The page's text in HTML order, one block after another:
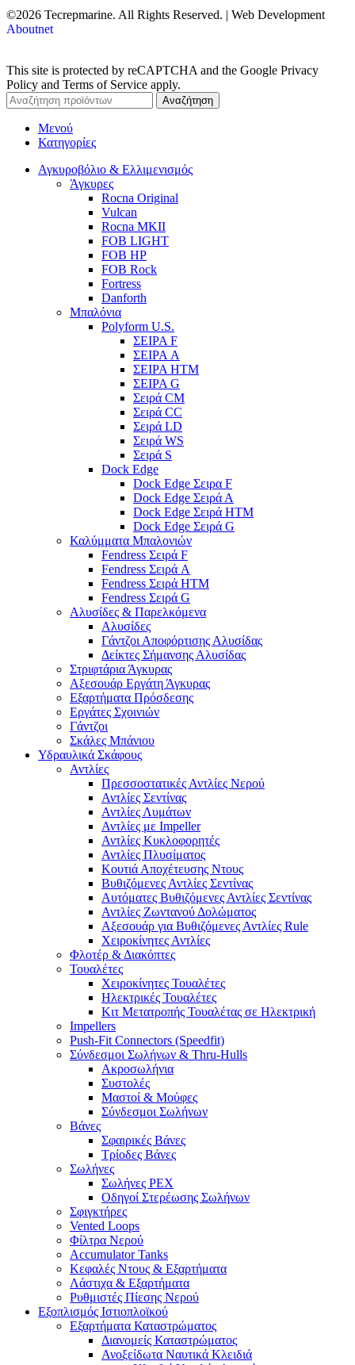
©2026 Tecrepmarine. All Rights Reserved. | Web Development
Aboutnet
This site is protected by reCAPTCHA and the Google Privacy
Policy and Terms of Service apply.
Αναζήτηση
Μενού
Κατηγορίες
Αγκυροβόλιο & Ελλιμενισμός
Άγκυρες
Rocna Original
Vulcan
Rocna MKII
FOB LIGHT
FOB HP
FOB Rock
Fortress
Danforth
Μπαλόνια
Polyform U.S.
ΣΕΙΡΑ F
ΣΕΙΡΑ A
ΣΕΙΡΑ HTM
ΣΕΙΡΑ G
Σειρά CM
Σειρά CC
Σειρά LD
Σειρά WS
Σειρά S
Dock Edge
Dock Edge Σειρα F
Dock Edge Σειρά Α
Dock Edge Σειρά HTM
Dock Edge Σειρά G
Καλύμματα Μπαλονιών
Fendress Σειρά F
Fendress Σειρά A
Fendress Σειρά HTM
Fendress Σειρά G
Αλυσίδες & Παρελκόμενα
Αλυσίδες
Γάντζοι Αποφόρτισης Αλυσίδας
Δείκτες Σήμανσης Αλυσίδας
Στριφτάρια Άγκυρας
Αξεσουάρ Εργάτη Άγκυρας
Εξαρτήματα Πρόσδεσης
Εργάτες Σχοινιών
Γάντζοι
Σκάλες Μπάνιου
Υδραυλικά Σκάφους
Αντλίες
Πρεσσοστατικές Αντλίες Νερού
Αντλίες Σεντίνας
Αντλίες Λυμάτων
Αντλίες με Impeller
Αντλίες Κυκλοφορητές
Αντλίες Πλυσίματος
Κουτιά Αποχέτευσης Ντους
Βυθιζόμενες Αντλίες Σεντίνας
Αυτόματες Βυθιζόμενες Αντλίες Σεντίνας
Αντλίες Ζωντανού Δολώματος
Αξεσουάρ για Βυθιζόμενες Αντλίες Rule
Χειροκίνητες Αντλίες
Φλοτέρ & Διακόπτες
Τουαλέτες
Χειροκίνητες Τουαλέτες
Ηλεκτρικές Τουαλέτες
Κιτ Μετατροπής Τουαλέτας σε Ηλεκτρική
Impellers
Push-Fit Connectors (Speedfit)
Σύνδεσμοι Σωλήνων & Thru-Hulls
Ακροσωλήνια
Συστολές
Μαστοί & Μούφες
Σύνδεσμοι Σωλήνων
Βάνες
Σφαιρικές Βάνες
Τρίοδες Βάνες
Σωλήνες
Σωλήνες PEX
Οδηγοί Στερέωσης Σωλήνων
Σφιγκτήρες
Vented Loops
Φίλτρα Νερού
Accumulator Tanks
Κεφαλές Ντους & Εξαρτήματα
Λάστιχα & Εξαρτήματα
Ρυθμιστές Πίεσης Νερού
Εξοπλισμός Ιστιοπλοϊκού
Εξαρτήματα Καταστρώματος
Διανομείς Καταστρώματος
Ανοξείδωτα Ναυτικά Κλειδιά